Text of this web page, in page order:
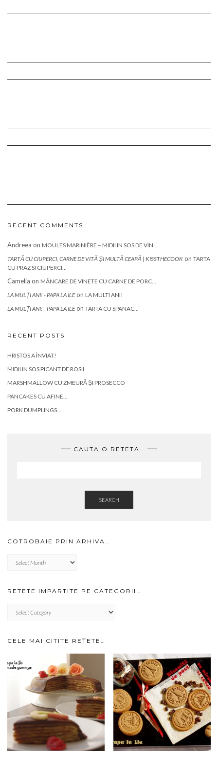
RECENT COMMENTS
Andreea on MOULES MARINIÈRE – MIDII IN SOS DE VIN…
TARTĂ CU CIUPERCI, CARNE DE VITĂ ȘI MULTĂ CEAPĂ | KISSTHECOOK on TARTA
CU PRAZ SI CIUPERCI…
Camelia on MÂNCARE DE VINETE CU CARNE DE PORC…
LA MULȚI ANI! - PAPA LA ILEon LA MULTI ANI!
LA MULȚI ANI! - PAPA LA ILEon TARTA CU SPANAC…
RECENT POSTS
HRISTOS A ÎNVIAT!
MIDII IN SOS PICANT DE ROSII
MARSHMALLOW CU ZMEURĂ ȘI PROSECCO
PANCAKES CU AFINE…
PORK DUMPLINGS…
CAUTA O RETETA..
SEARCH
COTROBAIE PRIN ARHIVA…
prin
RETETE IMPARTITE PE CATEGORII…
IMPARTITE
CELE MAI CITITE REȚETE…